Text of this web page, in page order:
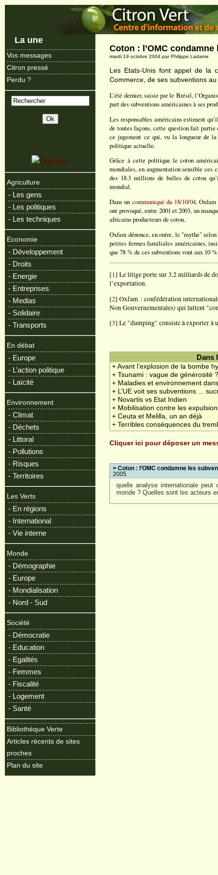
La une
Vos messages
Citron pressé
Perdu ?
Agriculture
- Les gens
- Les politiques
- Les techniques
Economie
- Développement
- Droits
- Energie
- Entreprises
- Medias
- Solidaire
- Transports
En débat
- Europe
- L’action politique
- Laïcité
Environnement
- Climat
- Déchets
- Littoral
- Pollutions
- Risques
- Territoires
Les Verts
- En régions
- International
- Vie interne
Monde
- Démographie
- Europe
- Mondialisation
- Nord - Sud
Société
- Démocratie
- Education
- Egalités
- Femmes
- Fiscalité
- Logement
- Santé
Bibliothèque Verte
Articles récents de sites
proches
Plan du site
Coton : l’OMC
mardi 19 octobre 2004.par Philippe Ladame
Les Etats-Unis font appel de la
Commerce, de ses subventions
L’été dernier, saisie par le Brésil,
part des subventions américaines à ses
Les responsables américains estiment
de toutes façons, cette question fait
ce jugement ce qui, vu la longueur de
politique actuelle.
Grâce à cette politique le coton
mondiales, en augmentation sensible ces
des 18.3 millions de balles de coton
mondial.
Dans un communiqué du 18/10/04,
ont provoqué, entre 2001 et 2003, un
africains producteurs de coton.
Oxfam dénonce, en outre, le "mythe"
petites fermes familiales américaines,
que 78 % de ces subventions vont aux 10
[1] Le litige porte sur 3.2 milliards de
l’exportation.
[2] Oxfam : confédération
Non Gouvernementales) qui luttent
[3] Le "dumping" consiste à exporter
Dans
+ Avant l’explosion de la bombe
+ Tsunami : vague de générosité
+ Maladies et environnement
+ L’UE voit ses subventions ...
+ Novartis vs Etat Indien
+ Mobilisation contre les
+ Ceuta et Melilla, un an déjà
+ Terribles conséquences du
Cliquer ici pour déposer un
> Coton : l’OMC condamne les
2005
quelle analyse internationale
monde ? Quelles sont les acteurs